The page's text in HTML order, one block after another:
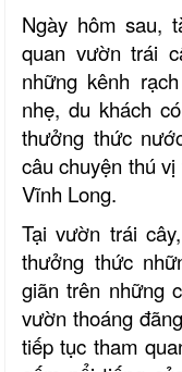
Ngày hôm sau,
quan vườn trái
những kênh
nhẹ, du khách
thưởng thức
câu chuyện thú
Vĩnh Long.
Tại vườn trái
thưởng thức
giãn trên những
vườn thoáng
tiếp tục tham